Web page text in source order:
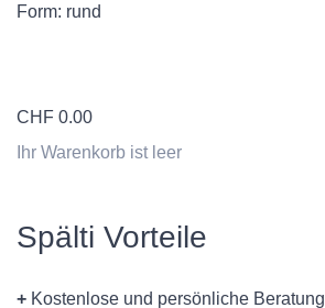
Form: rund
CHF 0.00
Ihr Warenkorb ist leer
Spälti Vorteile
+ Kostenlose und persönliche Beratung